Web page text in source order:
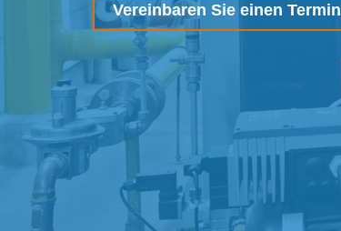
Vereinbaren Sie einen Termin